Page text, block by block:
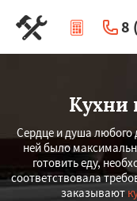
8
|
Кухни
Сердце и душа любого
ней было
готовить еду,
соответствовала
заказывают